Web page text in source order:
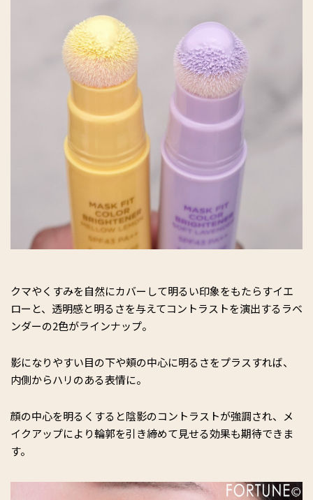
クマやくすみを自然にカバーして明るい印象をもたらすイエ
ローと、透明感と明るさを与えてコントラストを演出するラベ
ンダーの2色がラインナップ。
影になりやすい目の下や頬の中心に明るさをプラスすれば、
内側からハリのある表情に。
顔の中心を明るくすると陰影のコントラストが強調され、メ
イクアップにより輪郭を引き締めて見せる効果も期待できま
す。